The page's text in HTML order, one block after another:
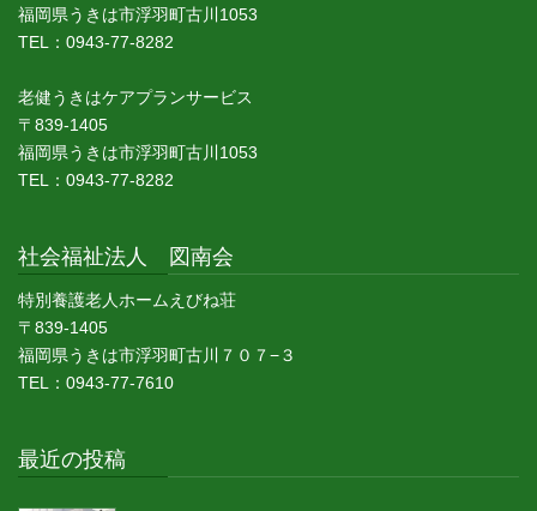
福岡県うきは市浮羽町古川1053
TEL：0943-77-8282
老健うきはケアプランサービス
〒839-1405
福岡県うきは市浮羽町古川1053
TEL：0943-77-8282
社会福祉法人 図南会
特別養護老人ホームえびね荘
〒839-1405
福岡県うきは市浮羽町古川７０７−３
TEL：0943-77-7610
最近の投稿